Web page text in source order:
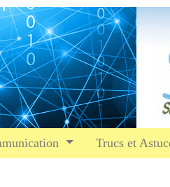
Trucs et